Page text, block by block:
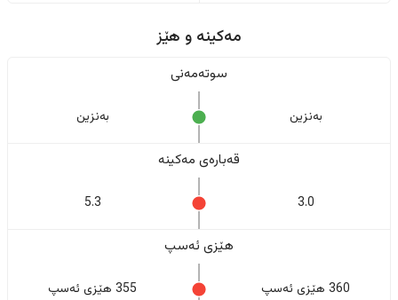
مەکینە و هێز
سوتەمەنی
بەنزین بەنزین
قەبارەی مەکینە
3.0
5.3
هێزی ئەسپ
360 هێزی ئەسپ 355 هێزی ئەسپ